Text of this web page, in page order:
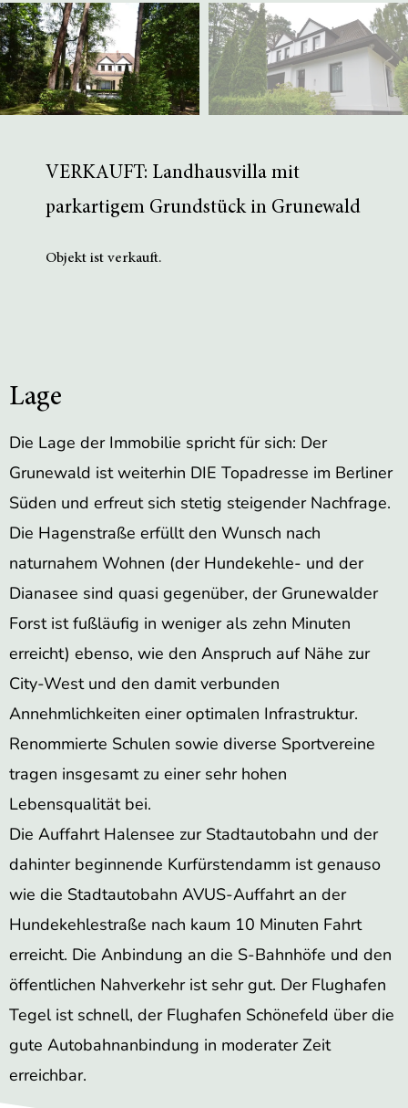
VERKAUFT: Landhausvilla mit
parkartigem Grundstück in Grunewald
Objekt ist verkauft.
Lage
Die Lage der Immobilie spricht für sich: Der
Grunewald ist weiterhin DIE Topadresse im Berliner
Süden und erfreut sich stetig steigender Nachfrage.
Die Hagenstraße erfüllt den Wunsch nach
naturnahem Wohnen (der Hundekehle- und der
Dianasee sind quasi gegenüber, der Grunewalder
Forst ist fußläufig in weniger als zehn Minuten
erreicht) ebenso, wie den Anspruch auf Nähe zur
City-West und den damit verbunden
Annehmlichkeiten einer optimalen Infrastruktur.
Renommierte Schulen sowie diverse Sportvereine
tragen insgesamt zu einer sehr hohen
Lebensqualität bei.
Die Auffahrt Halensee zur Stadtautobahn und der
dahinter beginnende Kurfürstendamm ist genauso
wie die Stadtautobahn AVUS-Auffahrt an der
Hundekehlestraße nach kaum 10 Minuten Fahrt
erreicht. Die Anbindung an die S-Bahnhöfe und den
öffentlichen Nahverkehr ist sehr gut. Der Flughafen
Tegel ist schnell, der Flughafen Schönefeld über die
gute Autobahnanbindung in moderater Zeit
erreichbar.